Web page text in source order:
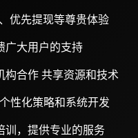
优先提现等尊贵体验
广大用户的支持
构合作 共享资源和技术
性化策略和系统开发
训，提供专业的服务